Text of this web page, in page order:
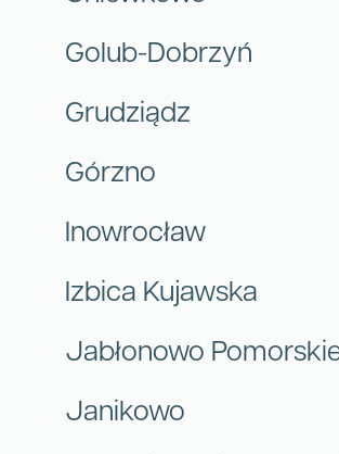
Golub-Dobrzyń
Grudziądz
Górzno
Inowrocław
Izbica Kujawska
Jabłonowo
Janikowo